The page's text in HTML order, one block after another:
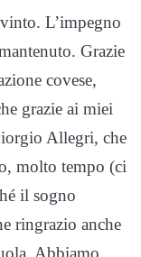
L’impegno
Grazie
covese,
grazie ai miei
Allegri, che
molto tempo (ci
il sogno
ringrazio anche
Abbiamo